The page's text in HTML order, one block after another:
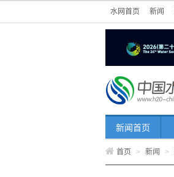
水网首页 新闻
新闻首页
首页 > 新闻 >